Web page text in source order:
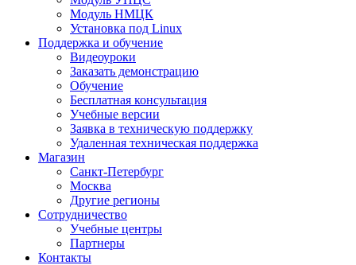
Модуль НМЦК
Установка под Linux
Поддержка и обучение
Видеоуроки
Заказать демонстрацию
Обучение
Бесплатная консультация
Учебные версии
Заявка в техническую поддержку
Удаленная техническая поддержка
Магазин
Санкт-Петербург
Москва
Другие регионы
Сотрудничество
Учебные центры
Партнеры
Контакты